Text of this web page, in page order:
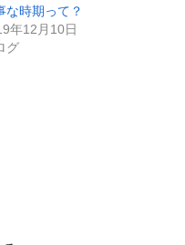
な時期って？
年12月10日
グ